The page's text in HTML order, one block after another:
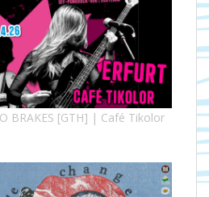
BRAKES [GTH] | Café Tikolor